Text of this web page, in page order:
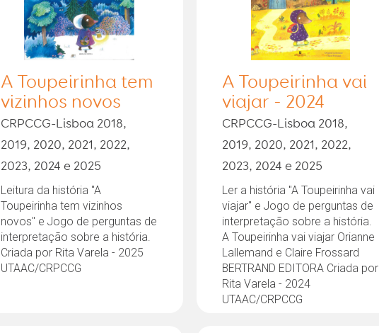
A Toupeirinha tem
vizinhos novos
CRPCCG-Lisboa 2018,
2019, 2020, 2021, 2022,
2023, 2024 e 2025
Leitura da história "A
Toupeirinha tem vizinhos
novos" e Jogo de perguntas de
interpretação sobre a história.
Criada por Rita Varela - 2025
UTAAC/CRPCCG
A Toupeirinha vai
viajar - 2024
CRPCCG-Lisboa 2018,
2019, 2020, 2021, 2022,
2023, 2024 e 2025
Ler a história "A Toupeirinha vai
viajar" e Jogo de perguntas de
interpretação sobre a história.
A Toupeirinha vai viajar Orianne
Lallemand e Claire Frossard
BERTRAND EDITORA Criada por
Rita Varela - 2024
UTAAC/CRPCCG